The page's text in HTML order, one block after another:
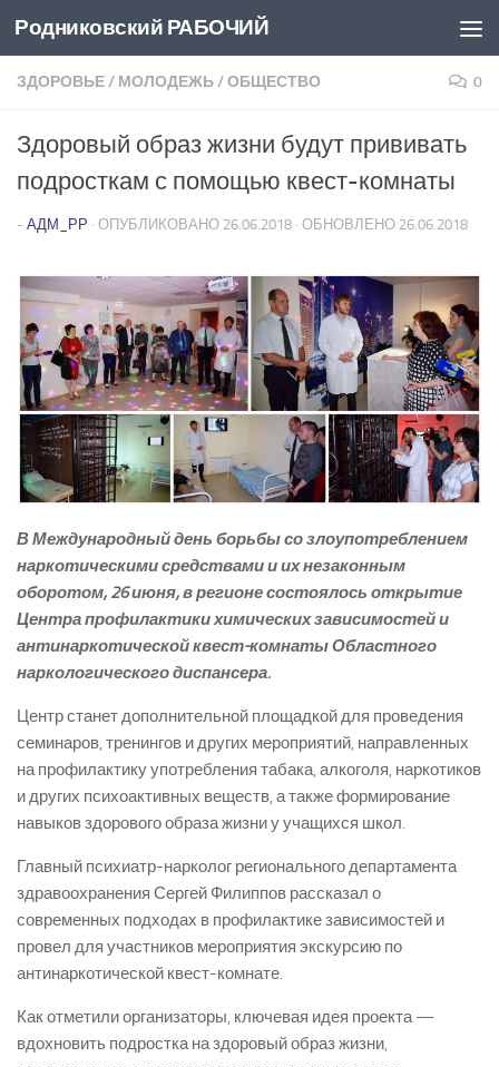
Перейти к содержимому
Родниковский РАБОЧИЙ
ЗДОРОВЬЕ/ МОЛОДЕЖЬ/ОБЩЕСТВО 0
Здоровый образ жизни будут прививать
подросткам с помощью квест-комнаты
- АДМ_РР · ОПУБЛИКОВАНО 26.06.2018 · ОБНОВЛЕНО 26.06.2018
В Международный день борьбы со злоупотреблением
наркотическими средствами и их незаконным
оборотом, 26 июня, в регионе состоялось открытие
Центра профилактики химических зависимостей и
антинаркотической квест-комнаты Областного
наркологического диспансера.
Центр станет дополнительной площадкой для проведения
семинаров, тренингов и других мероприятий, направленных
на профилактику употребления табака, алкоголя, наркотиков
и других психоактивных веществ, а также формирование
навыков здорового образа жизни у учащихся школ.
Главный психиатр-нарколог регионального департамента
здравоохранения Сергей Филиппов рассказал о
современных подходах в профилактике зависимостей и
провел для участников мероприятия экскурсию по
антинаркотической квест-комнате.
Как отметили организаторы, ключевая идея проекта —
вдохновить подростка на здоровый образ жизни,